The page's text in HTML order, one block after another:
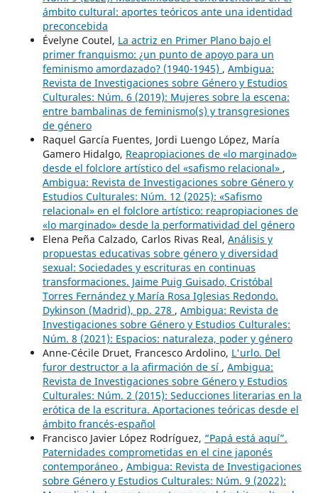
ámbito cultural: aportes teóricos ante una identidad
preconcebida
Évelyne Coutel, La actriz en Primer Plano bajo el
primer franquismo: ¿un punto de apoyo para un
feminismo amordazado? (1940-1945) , Ambigua:
Revista de Investigaciones sobre Género y Estudios
Culturales: Núm. 6 (2019): Mujeres sobre la escena:
entre bambalinas de feminismo(s) y transgresiones
de género
Raquel García Fuentes, Jordi Luengo López, María
Gamero Hidalgo, Reapropiaciones de «lo marginado»
desde el folclore artístico del «safismo relacional» ,
Ambigua: Revista de Investigaciones sobre Género y
Estudios Culturales: Núm. 12 (2025): «Safismo
relacional» en el folclore artístico: reapropiaciones de
«lo marginado» desde la performatividad del género
Elena Peña Calzado, Carlos Rivas Real, Análisis y
propuestas educativas sobre género y diversidad
sexual: Sociedades y escrituras en continuas
transformaciones. Jaime Puig Guisado, Cristóbal
Torres Fernández y María Rosa Iglesias Redondo.
Dykinson (Madrid), pp. 278 , Ambigua: Revista de
Investigaciones sobre Género y Estudios Culturales:
Núm. 8 (2021): Espacios: naturaleza, poder y género
Anne-Cécile Druet, Francesco Ardolino, L'urlo. Del
furor destructor a la afirmación de sí , Ambigua:
Revista de Investigaciones sobre Género y Estudios
Culturales: Núm. 2 (2015): Seducciones literarias en la
erótica de la escritura. Aportaciones teóricas desde el
ámbito francés-español
Francisco Javier López Rodríguez, “Papá está aquí”.
Paternidades comprometidas en el cine japonés
contemporáneo , Ambigua: Revista de Investigaciones
sobre Género y Estudios Culturales: Núm. 9 (2022):